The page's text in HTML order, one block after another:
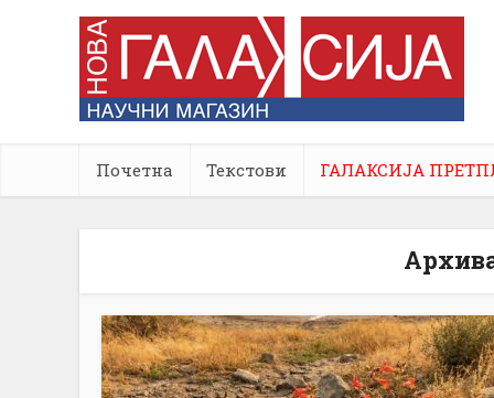
Почетна Текстови ГАЛАКСИЈА